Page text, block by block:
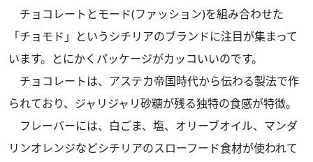
チョコレートとモード(ファッション)を組み合わせた
「チョモド」というシチリアのブランドに注目が集まって
います。とにかくパッケージがカッコいいのです。
チョコレートは、アステカ帝国時代から伝わる製法で作
られており、ジャリジャリ砂糖が残る独特の食感が特徴。
フレーバーには、白ごま、塩、オリーブオイル、マンダ
リンオレンジなどシチリアのスローフード食材が使われて